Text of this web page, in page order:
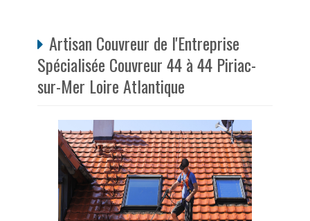
Artisan Couvreur de l'Entreprise
Spécialisée Couvreur 44 à 44 Piriac-
sur-Mer Loire Atlantique